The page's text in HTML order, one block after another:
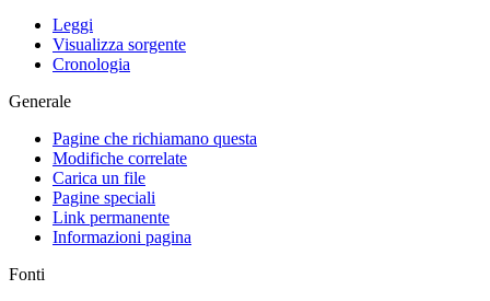
Leggi
Visualizza sorgente
Cronologia
Generale
Pagine che richiamano questa
Modifiche correlate
Carica un file
Pagine speciali
Link permanente
Informazioni pagina
Fonti